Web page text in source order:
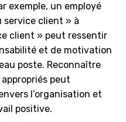
exemple, un employé
service client » à
client » peut ressentir
et de motivation
poste. Reconnaître
peut
l’organisation et
positive.